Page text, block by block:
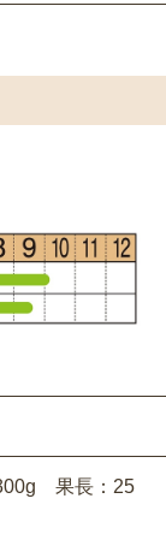
果長：25